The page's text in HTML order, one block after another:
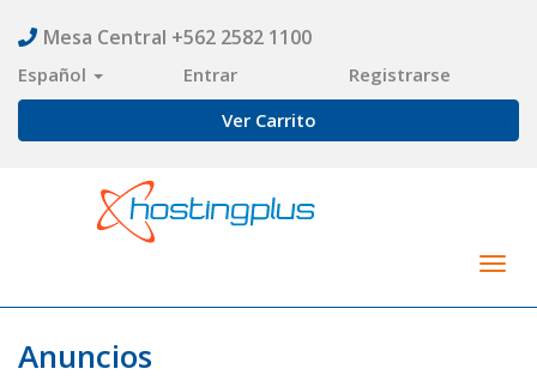
Mesa Central +562 2582 1100
Español Entrar
Registrarse
Ver Carrito
Anuncios